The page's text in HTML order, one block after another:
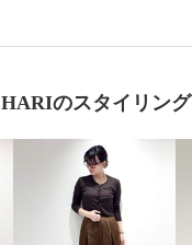
HARIのスタイリング